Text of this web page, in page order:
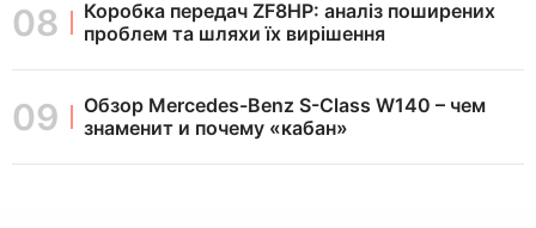
Коробка передач ZF8HP: аналіз поширених
проблем та шляхи їх вирішення
Обзор Mercedes-Benz S-Class W140 – чем
знаменит и почему «кабан»